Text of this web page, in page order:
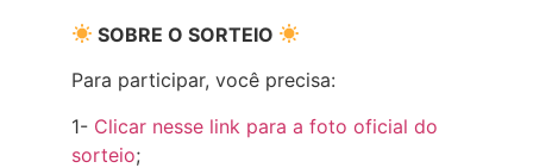
SOBRE O SORTEIO
Para participar, você precisa:
1- Clicar nesse link para a foto oficial do
sorteio;